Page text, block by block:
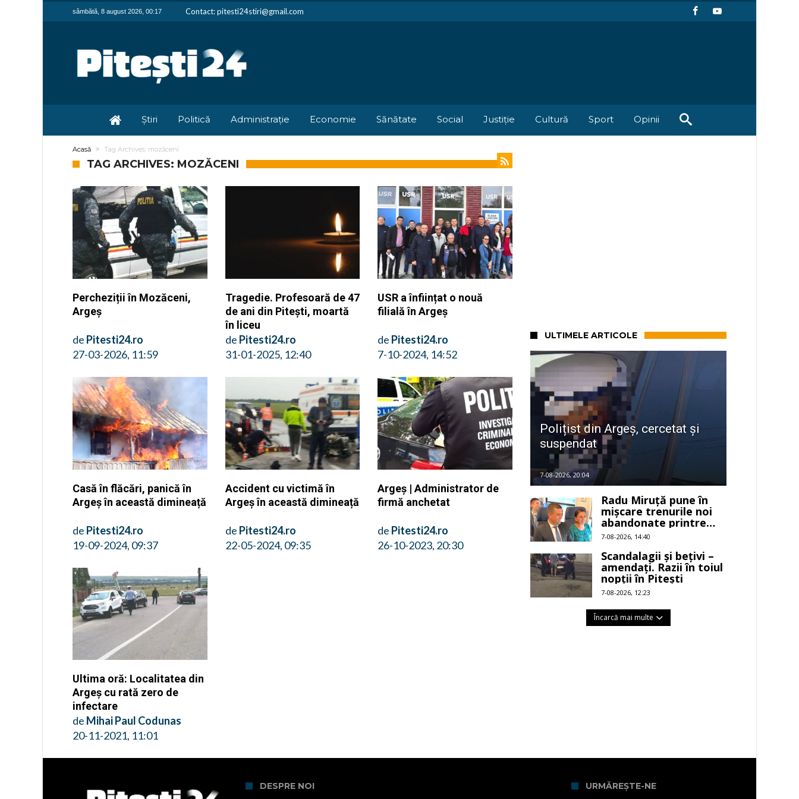
sâmbătă, 8 august 2026, 00:17 Contact: pitesti24stiri@gmail.com
Știri Politică Administrație Economie Sănătate Social Justiție Cultură Sport Opinii
Acasă Tag Archives: mozăceni
TAG ARCHIVES: MOZĂCENI
Percheziții în Mozăceni,
Argeș
de Pitesti24.ro
27-03-2026, 11:59
Tragedie. Profesoară de 47
de ani din Pitești, moartă
în liceu
de Pitesti24.ro
31-01-2025, 12:40
USR a înființat o nouă
filială în Argeș
de Pitesti24.ro
7-10-2024, 14:52
Casă în flăcări, panică în
Argeș în această dimineață
de Pitesti24.ro
19-09-2024, 09:37
Accident cu victimă în
Argeș în această dimineață
de Pitesti24.ro
22-05-2024, 09:35
Argeș | Administrator de
firmă anchetat
de Pitesti24.ro
26-10-2023, 20:30
Ultima oră: Localitatea din
Argeș cu rată zero de
infectare
de Mihai Paul Codunas
20-11-2021, 11:01
ULTIMELE ARTICOLE
Polițist din Argeș, cercetat și
suspendat
7-08-2026, 20:04
Radu Miruță pune în
mișcare trenurile noi
abandonate printre
buruieni
7-08-2026, 14:40
Scandalagii și bețivi –
amendați. Razii în toiul
nopții în Pitești
7-08-2026, 12:23
Încarcă mai multe
DESPRE NOI URMĂREȘTE-NE